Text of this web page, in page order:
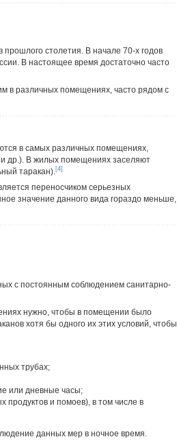
прошлого столетия. В начале 70-х годов
В настоящее время достаточно часто
в различных помещениях, часто рядом с
в самых различных помещениях,
др.). В жилых помещениях заселяют
таракан).[4]
переносчиком серьезных
значение данного вида гораздо меньше,
с постоянным соблюдением санитарно-
нужно, чтобы в помещении было
хотя бы одного их этих условий, чтобы
трубах;
или дневные часы;
и помоев), в том числе в
данных мер в ночное время.